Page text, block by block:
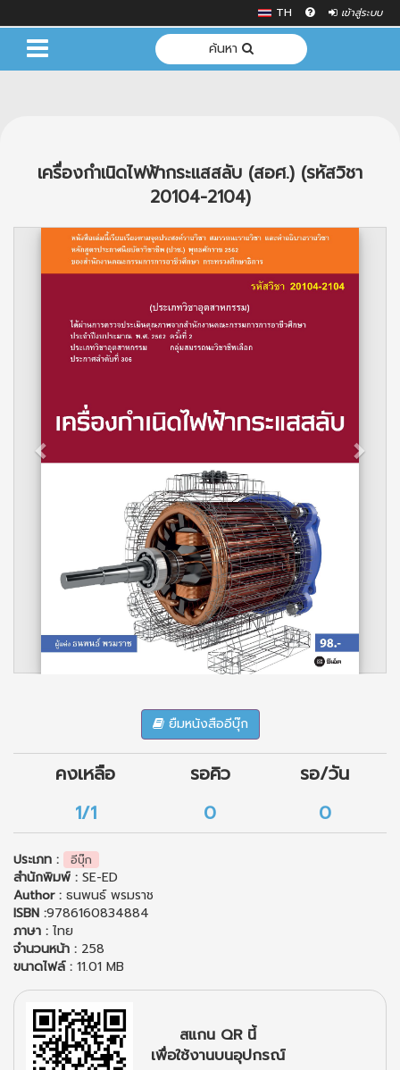
TH เข้าสู่ระบบ
ค้นหา
เครื่องกำเนิดไฟฟ้ากระแสสลับ (สอศ.) (รหัสวิชา
20104-2104)
Previous Next
ยืมหนังสืออีบุ๊ก
คงเหลือ รอคิว
รอ/วัน
1/1
0 0
ประเภท : อีบุ๊ก
สำนักพิมพ์ : SE-ED
Author : ธนพนธ์ พรมราช
ISBN :9786160834884
ภาษา : ไทย
จำนวนหน้า : 258
ขนาดไฟล์ : 11.01 MB
สแกน QR นี้
เพื่อใช้งานบนอุปกรณ์